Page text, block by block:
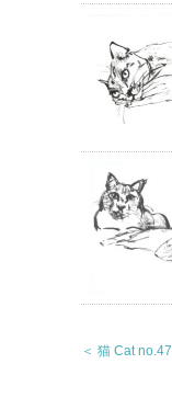
＜ 猫 Cat no.47